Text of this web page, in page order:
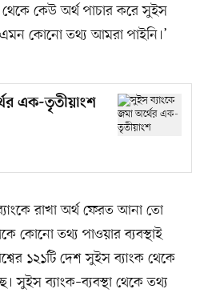
কেউ অর্থ পাচার করে সুইস
এমন কোনো তথ্য আমরা পাইনি।’
এক-তৃতীয়াংশ
রাখা অর্থ ফেরত আনা তো
কোনো তথ্য পাওয়ার ব্যবস্থাই
১২১টি দেশ সুইস ব্যাংক থেকে
সুইস ব্যাংক–ব্যবস্থা থেকে তথ্য